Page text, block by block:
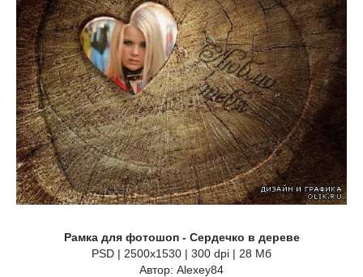
Рамка для фотошоп - Сердечко в дереве
PSD | 2500x1530 | 300 dpi | 28 Мб
Автор: Alexey84